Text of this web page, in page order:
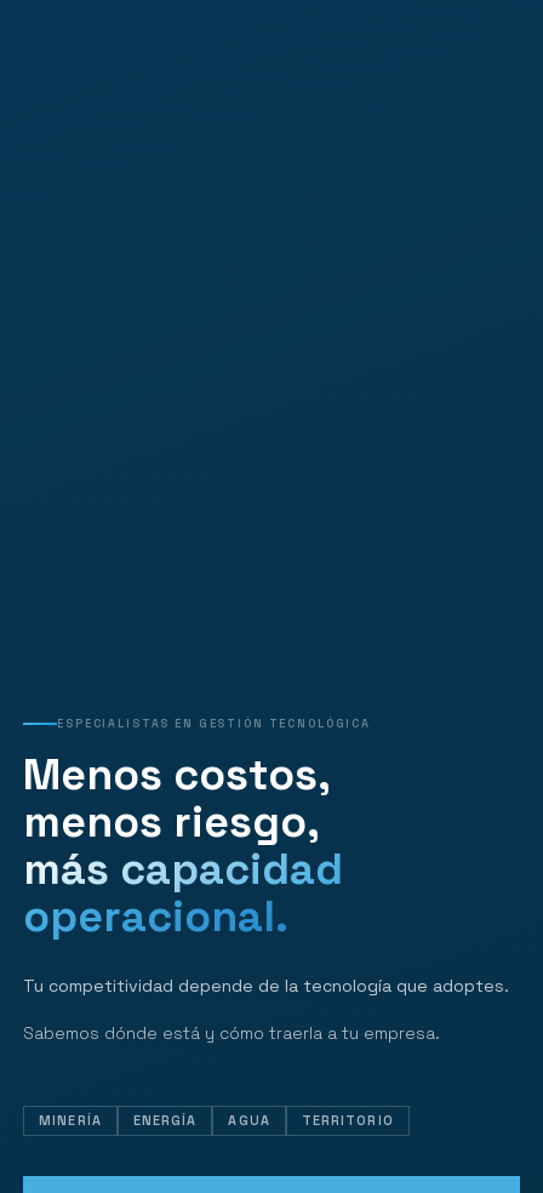
ESPECIALISTAS EN GESTIÓN TECNOLÓGICA
Menos costos,
menos riesgo,
más capacidad
operacional.
Tu competitividad depende de la tecnología que adoptes.
Sabemos dónde está y cómo traerla a tu empresa.
MINERÍA ENERGÍA AGUA TERRITORIO